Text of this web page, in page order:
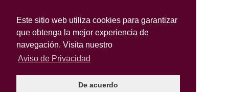
Este sitio web utiliza cookies para garantizar
que obtenga la mejor experiencia de
navegación. Visita nuestro
Aviso de Privacidad
De acuerdo